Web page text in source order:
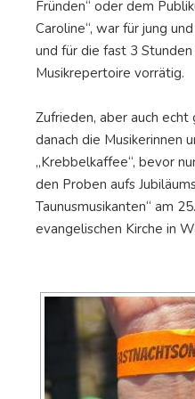
Fründen“ oder dem
Caroline“, war für jung
und für die fast 3
Musikrepertoire vorrätig.
Zufrieden, aber auch echt
danach die Musikerinnen
„Krebbelkaffee“, bevor
den Proben aufs
Taunusmusikanten“ am
evangelischen Kirche in